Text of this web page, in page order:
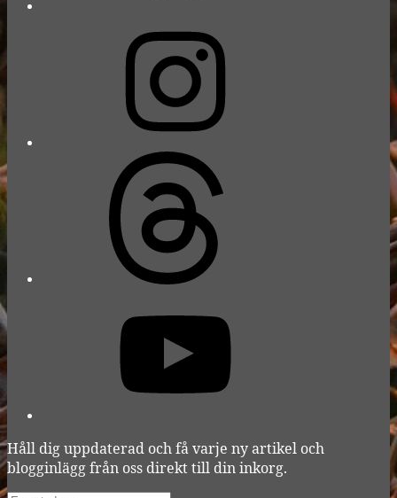
Håll dig uppdaterad och få varje ny artikel och
blogginlägg från oss direkt till din inkorg.